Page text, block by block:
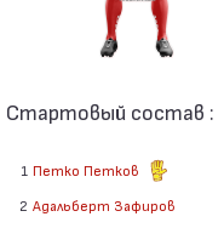
Стартовый состав :
1 Петко Петков
2 Адальберт Зафиров